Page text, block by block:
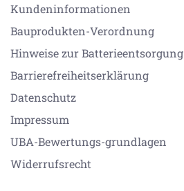
Kundeninformationen
Bauprodukten-Verordnung
Hinweise zur Batterieentsorgung
Barrierefreiheitserklärung
Datenschutz
Impressum
UBA-Bewertungs-grundlagen
Widerrufsrecht